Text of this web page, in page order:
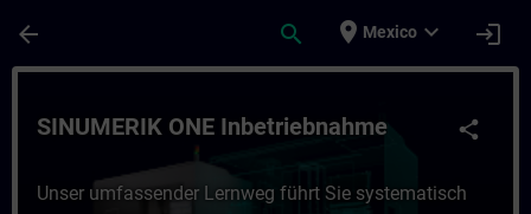
arrow_back search place Mexico expand_more login
share
SINUMERIK ONE Inbetriebnahme
Unser umfassender Lernweg führt Sie systematisch